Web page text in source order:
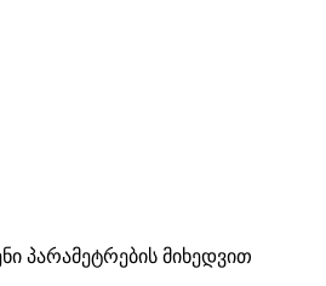
პარამეტრების მიხედვით